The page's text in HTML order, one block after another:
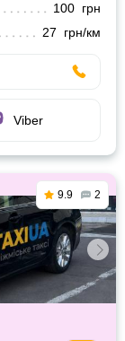
100 грн
27 грн/км
Viber
9.9 2